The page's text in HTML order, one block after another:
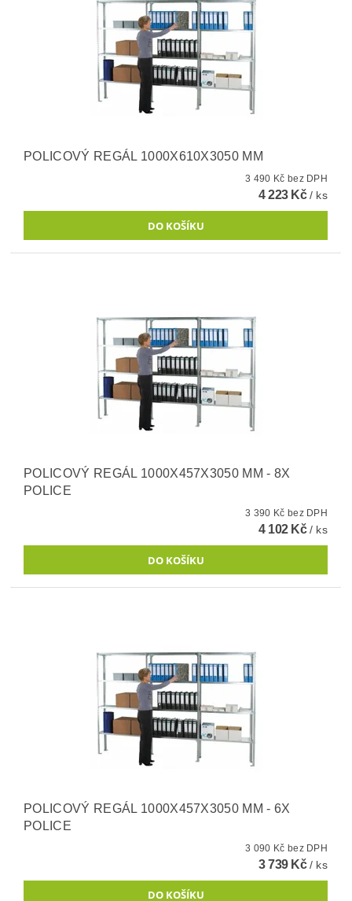
POLICOVÝ REGÁL 1000X610X3050 MM
3 490 Kč bez DPH
4 223 Kč/ ks
POLICOVÝ REGÁL 1000X457X3050 MM - 8X
POLICE
3 390 Kč bez DPH
4 102 Kč/ ks
POLICOVÝ REGÁL 1000X457X3050 MM - 6X
POLICE
3 090 Kč bez DPH
3 739 Kč/ ks